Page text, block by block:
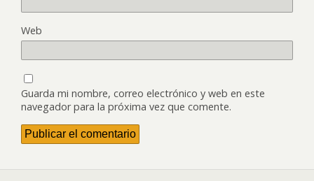
Web
Guarda mi nombre, correo electrónico y web en este
navegador para la próxima vez que comente.